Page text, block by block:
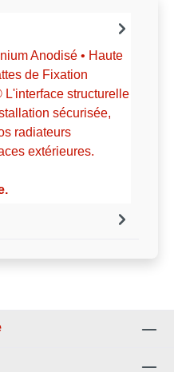
Anodisé • Haute
de Fixation
structurelle
sécurisée,
radiateurs
extérieures.